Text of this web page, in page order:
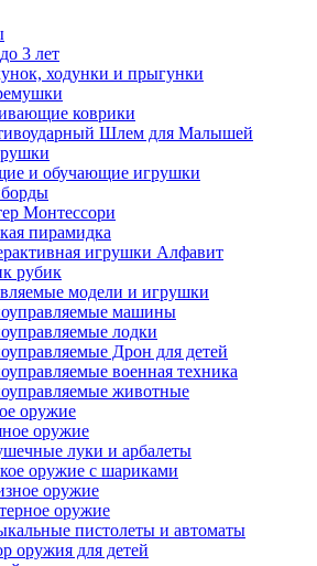
3 лет
ходунки и прыгунки
коврики
Шлем для Малышей
и обучающие игрушки
Монтессори
пирамидка
игрушки Алфавит
рубик
модели и игрушки
машины
лодки
Дрон для детей
военная техника
животные
оружие
оружие
луки и арбалеты
оружие с шариками
оружие
оружие
пистолеты и автоматы
оружия для детей